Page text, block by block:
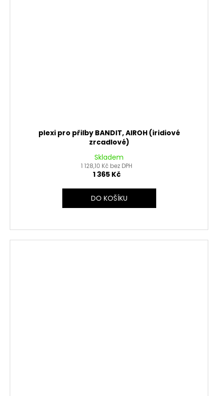
plexi pro přilby BANDIT, AIROH (iridiové
zrcadlové)
Skladem
1 128,10 Kč bez DPH
1 365 Kč
DO KOŠÍKU